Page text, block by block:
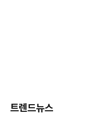
트렌드뉴스